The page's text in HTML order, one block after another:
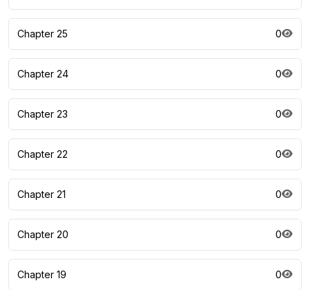
Chapter 25 0
Chapter 24 0
Chapter 23 0
Chapter 22 0
Chapter 21 0
Chapter 20 0
Chapter 19 0